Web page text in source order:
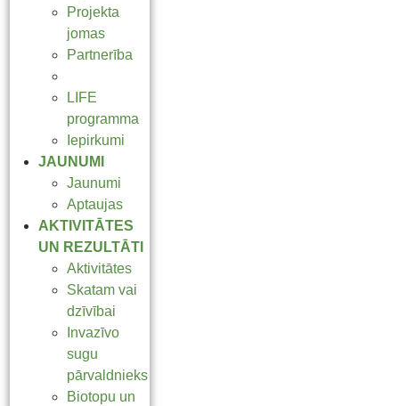
Projekta
jomas
Partnerība
LIFE
programma
Iepirkumi
JAUNUMI
Jaunumi
Aptaujas
AKTIVITĀTES
UN REZULTĀTI
Aktivitātes
Skatam vai
dzīvībai
Invazīvo
sugu
pārvaldnieks
Biotopu un